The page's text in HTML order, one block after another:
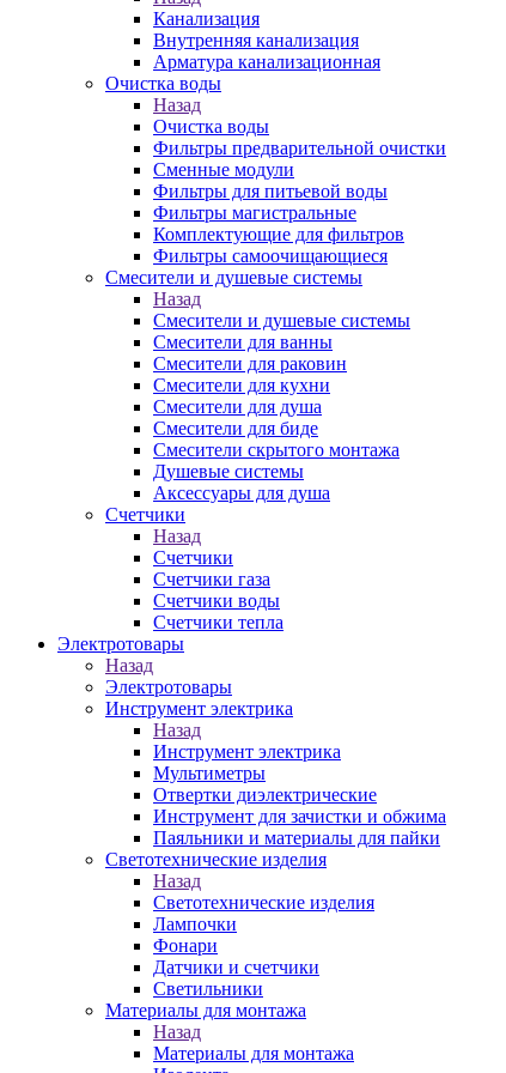
Канализация
Внутренняя канализация
Арматура канализационная
Очистка воды
Назад
Очистка воды
Фильтры предварительной очистки
Сменные модули
Фильтры для питьевой воды
Фильтры магистральные
Комплектующие для фильтров
Фильтры самоочищающиеся
Смесители и душевые системы
Назад
Смесители и душевые системы
Смесители для ванны
Смесители для раковин
Смесители для кухни
Смесители для душа
Смесители для биде
Смесители скрытого монтажа
Душевые системы
Аксессуары для душа
Счетчики
Назад
Счетчики
Счетчики газа
Счетчики воды
Счетчики тепла
Электротовары
Назад
Электротовары
Инструмент электрика
Назад
Инструмент электрика
Мультиметры
Отвертки диэлектрические
Инструмент для зачистки и обжима
Паяльники и материалы для пайки
Светотехнические изделия
Назад
Светотехнические изделия
Лампочки
Фонари
Датчики и счетчики
Светильники
Материалы для монтажа
Назад
Материалы для монтажа